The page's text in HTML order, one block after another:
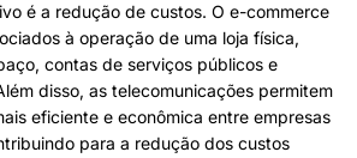
é a redução de custos. O e-commerce
à operação de uma loja física,
contas de serviços públicos e
disso, as telecomunicações permitem
eficiente e econômica entre empresas
para a redução dos custos